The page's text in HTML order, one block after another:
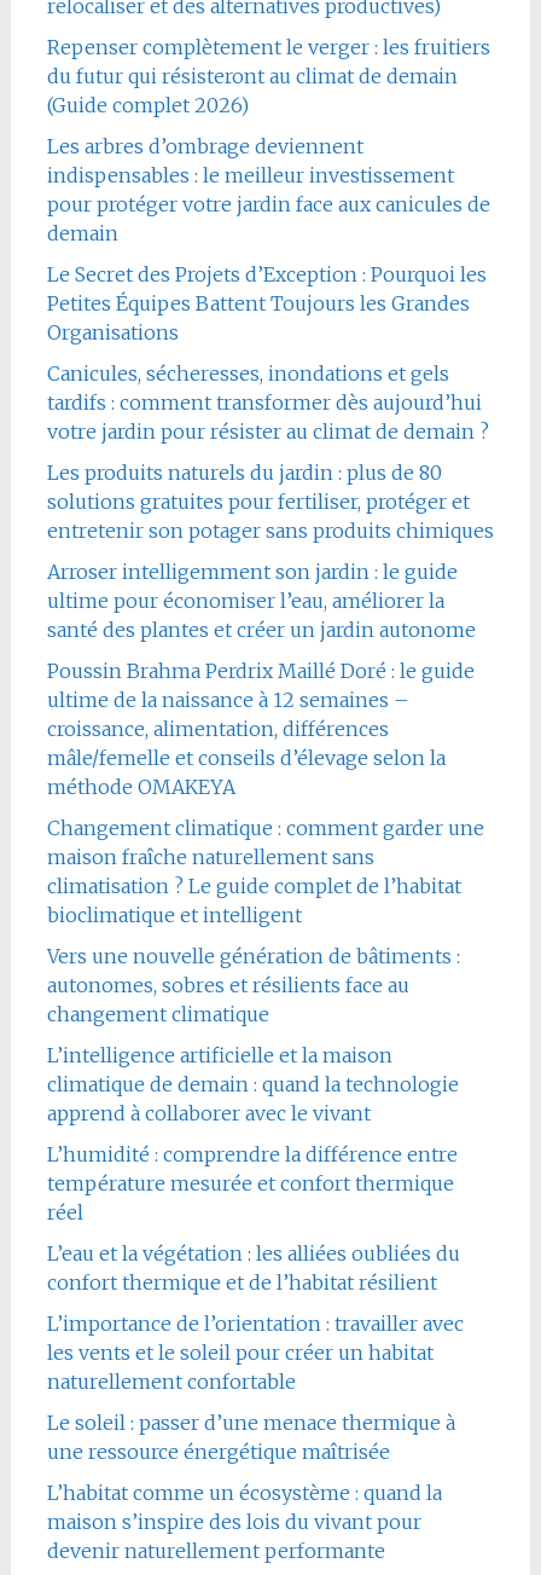
relocaliser et des alternatives productives)
Repenser complètement le verger : les fruitiers
du futur qui résisteront au climat de demain
(Guide complet 2026)
Les arbres d’ombrage deviennent
indispensables : le meilleur investissement
pour protéger votre jardin face aux canicules de
demain
Le Secret des Projets d’Exception : Pourquoi les
Petites Équipes Battent Toujours les Grandes
Organisations
Canicules, sécheresses, inondations et gels
tardifs : comment transformer dès aujourd’hui
votre jardin pour résister au climat de demain ?
Les produits naturels du jardin : plus de 80
solutions gratuites pour fertiliser, protéger et
entretenir son potager sans produits chimiques
Arroser intelligemment son jardin : le guide
ultime pour économiser l’eau, améliorer la
santé des plantes et créer un jardin autonome
Poussin Brahma Perdrix Maillé Doré : le guide
ultime de la naissance à 12 semaines –
croissance, alimentation, différences
mâle/femelle et conseils d’élevage selon la
méthode OMAKEYA
Changement climatique : comment garder une
maison fraîche naturellement sans
climatisation ? Le guide complet de l’habitat
bioclimatique et intelligent
Vers une nouvelle génération de bâtiments :
autonomes, sobres et résilients face au
changement climatique
L’intelligence artificielle et la maison
climatique de demain : quand la technologie
apprend à collaborer avec le vivant
L’humidité : comprendre la différence entre
température mesurée et confort thermique
réel
L’eau et la végétation : les alliées oubliées du
confort thermique et de l’habitat résilient
L’importance de l’orientation : travailler avec
les vents et le soleil pour créer un habitat
naturellement confortable
Le soleil : passer d’une menace thermique à
une ressource énergétique maîtrisée
L’habitat comme un écosystème : quand la
maison s’inspire des lois du vivant pour
devenir naturellement performante